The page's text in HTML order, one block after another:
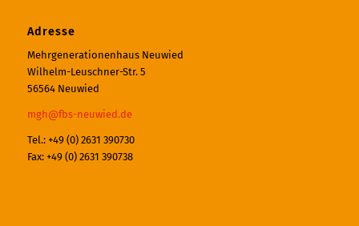
Adresse
Mehrgenerationenhaus Neuwied
Wilhelm-Leuschner-Str. 5
56564 Neuwied
mgh@fbs-neuwied.de
Tel.: +49 (0) 2631 390730
Fax: +49 (0) 2631 390738